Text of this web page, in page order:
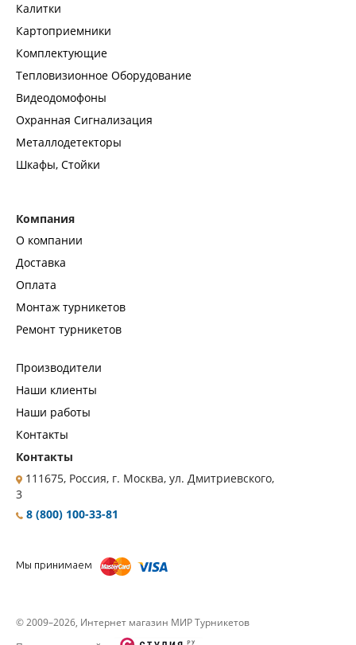
Калитки
Картоприемники
Комплектующие
Тепловизионное Оборудование
Видеодомофоны
Охранная Сигнализация
Металлодетекторы
Шкафы, Стойки
Компания
О компании
Доставка
Оплата
Монтаж турникетов
Ремонт турникетов
Производители
Наши клиенты
Наши работы
Контакты
Контакты
111675, Россия, г. Москва, ул. Дмитриевского,
3
8 (800) 100-33-81
Мы принимаем
© 2009–2026, Интернет магазин МИР Турникетов